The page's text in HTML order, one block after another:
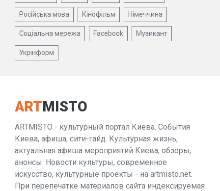
Російська мова Кінофільм Німеччина
Соціальна мережа Facebook Музикант
Укрінформ
ARTMISTO
ARTMISTO - культурный портал Киева. События
Киева, афиша, сити-гайд. Культурная жизнь,
актуальная афиша мероприятий Киева, обзоры,
анонсы. Новости культуры, современное
искусство, культурные проекты - на artmisto.net.
При перепечатке материалов сайта индексируемая